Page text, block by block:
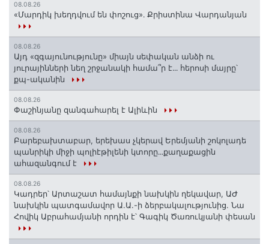
08.08.26
«Մարդիկ խեղդվում են փոշուց»․ Քրիստինա Վարդանյան
08.08.26
Այդ «զգայունությունը» միայն սեփական անձի ու
յուրայինների նեղ շրջանակի համա՞ր է․․․ հերոսի մայրը՝
քպ-ականին
08.08.26
Փաշինյանը զանգահարել է Ալիևին
08.08.26
Բարեբախտաբար, երեխաս չկերավ Երեմյանի շոկոլադե
պանրիկի միջի պոլիէթիլենի կտորը․․․քաղաքացին
ահազանգում է
08.08.26
Կադրեր՝ Արտաշատ համայնքի նախկին ղեկավար, ԱԺ
նախկին պատգամավոր Ա.Ա.-ի ձերբակալությունից. Նա
Հովիկ Աբրահամյանի որդին է՝ Գագիկ Ծառուկյանի փեսան